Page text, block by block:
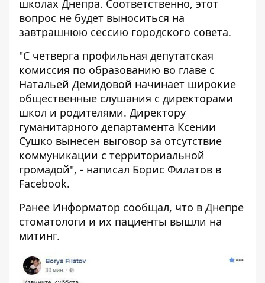
школах Днепра. Соответственно, этот
вопрос не будет выноситься на
завтрашнюю сессию городского совета.
"С четверга профильная депутатская
комиссия по образованию во главе с
Натальей Демидовой начинает широкие
общественные слушания с директорами
школ и родителями. Директору
гуманитарного департамента Ксении
Сушко вынесен выговор за отсутствие
коммуникации с территориальной
громадой", - написал Борис Филатов в
Facebook.
Ранее Информатор сообщал, что в Днепре
стоматологи и их пациенты вышли на
митинг.